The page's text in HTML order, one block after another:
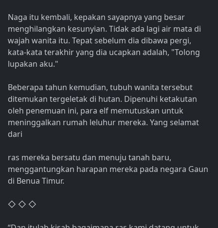
Naga itu kembali, kepakan sayapnya yang besar
menghilangkan kesunyian. Tidak ada lagi air mata di
wajah wanita itu. Tepat sebelum dia dibawa pergi,
kata-kata terakhir yang dia ucapkan adalah, "Tolong
lupakan aku."
Beberapa tahun kemudian, tubuh wanita tersebut
ditemukan tergeletak di hutan. Dipenuhi ketakutan
oleh penemuan ini, para elf memutuskan untuk
meninggalkan rumah leluhur mereka. Yang selamat
dari
ras mereka bersatu dan menuju tanah baru,
menggantungkan harapan mereka pada negara Gaun
di Benua Timur.
◇ ◇ ◇